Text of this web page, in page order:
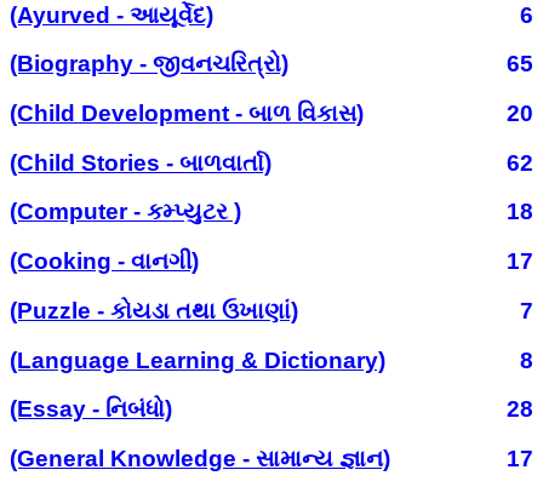
(Ayurved - આયૂર્વેદ)
6
(Biography - જીવનચરિત્રો)
65
(Child Development - બાળ વિકાસ)
20
(Child Stories - બાળવાર્તા)
62
(Computer - કમ્પ્યુટર )
18
(Cooking - વાનગી)
17
(Puzzle - કોયડા તથા ઉખાણાં)
7
(Language Learning & Dictionary)
8
(Essay - નિબંધો)
28
(General Knowledge - સામાન્ય જ્ઞાન)
17